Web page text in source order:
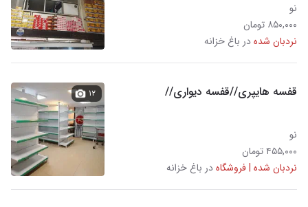
نو
۸۵۰,۰۰۰ تومان
نردبان شدهدر باغ خزانه
قفسه هایپری//قفسه دیواری//
نو
۴۵۵,۰۰۰ تومان
نردبان شده | فروشگاهدر باغ خزانه
۱۲